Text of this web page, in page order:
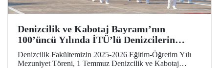
Denizcilik ve Kabotaj Bayramı’nın
100’üncü Yılında İTÜ’lü Denizcilerin
Mezuniyet Coşkusu
Denizcilik Fakültemizin 2025-2026 Eğitim-Öğretim Yılı
Mezuniyet Töreni, 1 Temmuz Denizcilik ve Kabotaj